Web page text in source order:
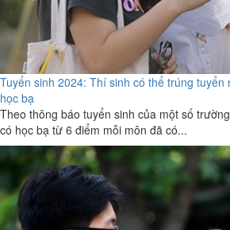
Tuyển sinh 2024: Thí sinh có thể trúng
học bạ
Theo thông báo tuyển sinh của một số
có học bạ từ 6 điểm mỗi môn đã có...